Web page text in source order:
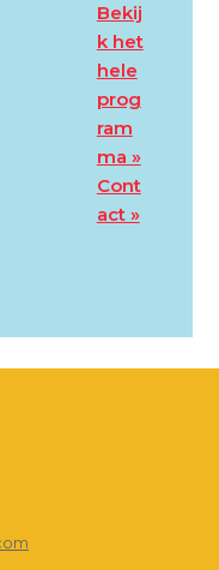
Bekij
k het
hele
prog
ram
ma »
Cont
act »